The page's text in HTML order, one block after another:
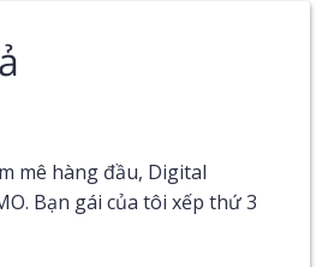
mê hàng đầu, Digital
Bạn gái của tôi xếp thứ 3